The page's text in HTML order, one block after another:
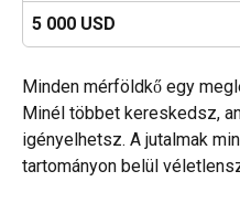
5 000 USD
Minden mérföldkő egy
Minél többet kereskedsz,
igényelhetsz. A jutalmak
tartományon belül